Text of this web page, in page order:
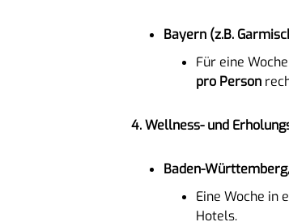
Bayern (z.B.
Für eine
pro Person
4. Wellness- und
Baden-
Eine Woche in
Hotels.